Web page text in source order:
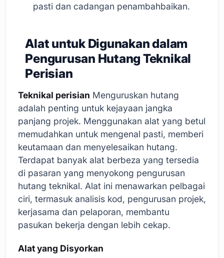
pasti dan cadangan penambahbaikan.
Alat untuk Digunakan dalam
Pengurusan Hutang Teknikal
Perisian
Teknikal perisian Menguruskan hutang
adalah penting untuk kejayaan jangka
panjang projek. Menggunakan alat yang betul
memudahkan untuk mengenal pasti, memberi
keutamaan dan menyelesaikan hutang.
Terdapat banyak alat berbeza yang tersedia
di pasaran yang menyokong pengurusan
hutang teknikal. Alat ini menawarkan pelbagai
ciri, termasuk analisis kod, pengurusan projek,
kerjasama dan pelaporan, membantu
pasukan bekerja dengan lebih cekap.
Alat yang Disyorkan